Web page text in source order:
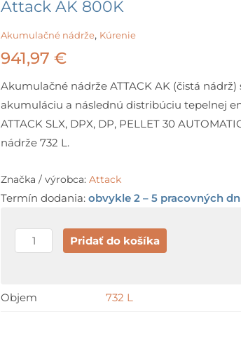
Attack AK 800K
Akumulačné nádrže, Kúrenie
941,97 €
Akumulačné nádrže ATTACK AK (čistá
akumuláciu a následnú distribúciu tepelnej
ATTACK SLX, DPX, DP, PELLET 30
nádrže 732 L.
Značka / výrobca: Attack
Termín dodania: obvykle 2 – 5 pracovných
množstvo
Attack
800K
Pridať do košíka
Objem 732 L